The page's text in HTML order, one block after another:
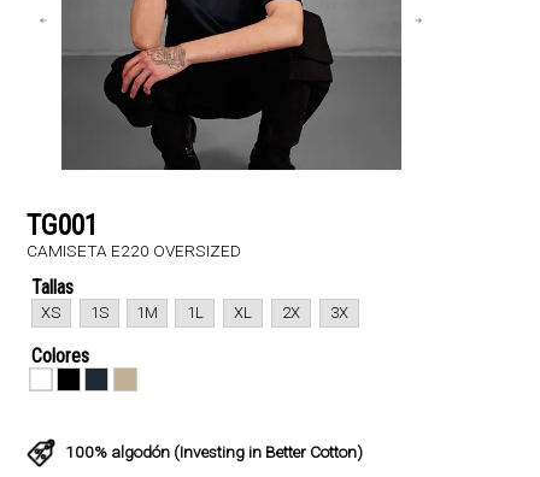
TG001
CAMISETA E220 OVERSIZED
Tallas
XS 1S 1M 1L XL 2X 3X
Colores
100% algodón (Investing in Better Cotton)